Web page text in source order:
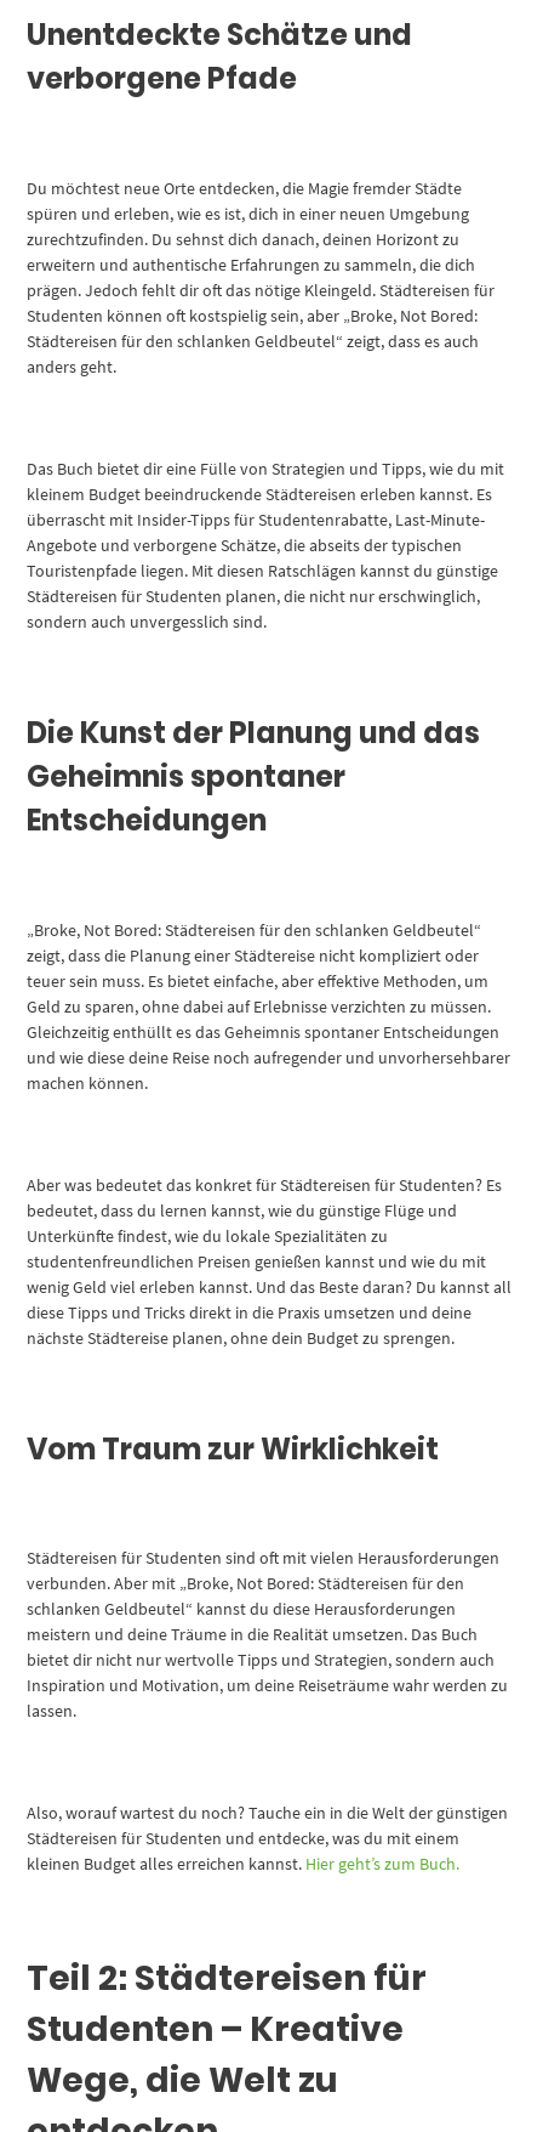
Unentdeckte Schätze und
verborgene Pfade
Du möchtest neue Orte entdecken, die Magie fremder Städte
spüren und erleben, wie es ist, dich in einer neuen Umgebung
zurechtzufinden. Du sehnst dich danach, deinen Horizont zu
erweitern und authentische Erfahrungen zu sammeln, die dich
prägen. Jedoch fehlt dir oft das nötige Kleingeld. Städtereisen für
Studenten können oft kostspielig sein, aber „Broke, Not Bored:
Städtereisen für den schlanken Geldbeutel“ zeigt, dass es auch
anders geht.
Das Buch bietet dir eine Fülle von Strategien und Tipps, wie du mit
kleinem Budget beeindruckende Städtereisen erleben kannst. Es
überrascht mit Insider-Tipps für Studentenrabatte, Last-Minute-
Angebote und verborgene Schätze, die abseits der typischen
Touristenpfade liegen. Mit diesen Ratschlägen kannst du günstige
Städtereisen für Studenten planen, die nicht nur erschwinglich,
sondern auch unvergesslich sind.
Die Kunst der Planung und das
Geheimnis spontaner
Entscheidungen
„Broke, Not Bored: Städtereisen für den schlanken Geldbeutel“
zeigt, dass die Planung einer Städtereise nicht kompliziert oder
teuer sein muss. Es bietet einfache, aber effektive Methoden, um
Geld zu sparen, ohne dabei auf Erlebnisse verzichten zu müssen.
Gleichzeitig enthüllt es das Geheimnis spontaner Entscheidungen
und wie diese deine Reise noch aufregender und unvorhersehbarer
machen können.
Aber was bedeutet das konkret für Städtereisen für Studenten? Es
bedeutet, dass du lernen kannst, wie du günstige Flüge und
Unterkünfte findest, wie du lokale Spezialitäten zu
studentenfreundlichen Preisen genießen kannst und wie du mit
wenig Geld viel erleben kannst. Und das Beste daran? Du kannst all
diese Tipps und Tricks direkt in die Praxis umsetzen und deine
nächste Städtereise planen, ohne dein Budget zu sprengen.
Vom Traum zur Wirklichkeit
Städtereisen für Studenten sind oft mit vielen Herausforderungen
verbunden. Aber mit „Broke, Not Bored: Städtereisen für den
schlanken Geldbeutel“ kannst du diese Herausforderungen
meistern und deine Träume in die Realität umsetzen. Das Buch
bietet dir nicht nur wertvolle Tipps und Strategien, sondern auch
Inspiration und Motivation, um deine Reiseträume wahr werden zu
lassen.
Also, worauf wartest du noch? Tauche ein in die Welt der günstigen
Städtereisen für Studenten und entdecke, was du mit einem
kleinen Budget alles erreichen kannst. Hier geht’s zum Buch.
Teil 2: Städtereisen für
Studenten – Kreative
Wege, die Welt zu